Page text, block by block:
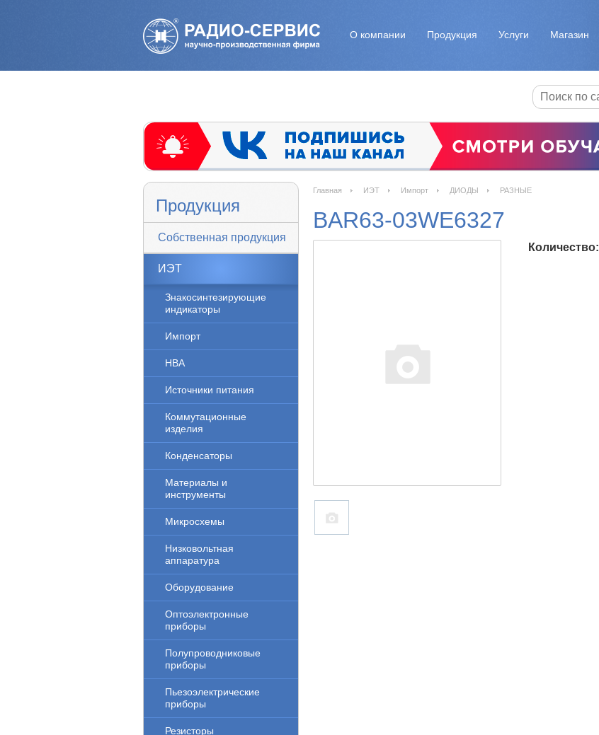
О компании Продукция Услуги Магазин
Продукция
Собственная продукция
ИЭТ
Знакосинтезирующие
индикаторы
Импорт
НВА
Источники питания
Коммутационные
изделия
Конденсаторы
Материалы и
инструменты
Микросхемы
Низковольтная
аппаратура
Оборудование
Оптоэлектронные
приборы
Полупроводниковые
приборы
Пьезоэлектрические
приборы
Резисторы
Главная ИЭТ Импорт ДИОДЫ РАЗНЫЕ
BAR63-03WE6327
Количество: